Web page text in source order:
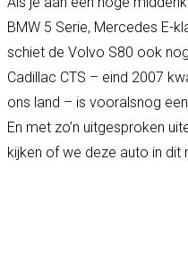
BMW 5 Serie, Mercedes E-
schiet de Volvo S80 ook
Cadillac CTS – eind 2007
ons land – is vooralsnog
En met zo’n uitgesproken
kijken of we deze auto in dit